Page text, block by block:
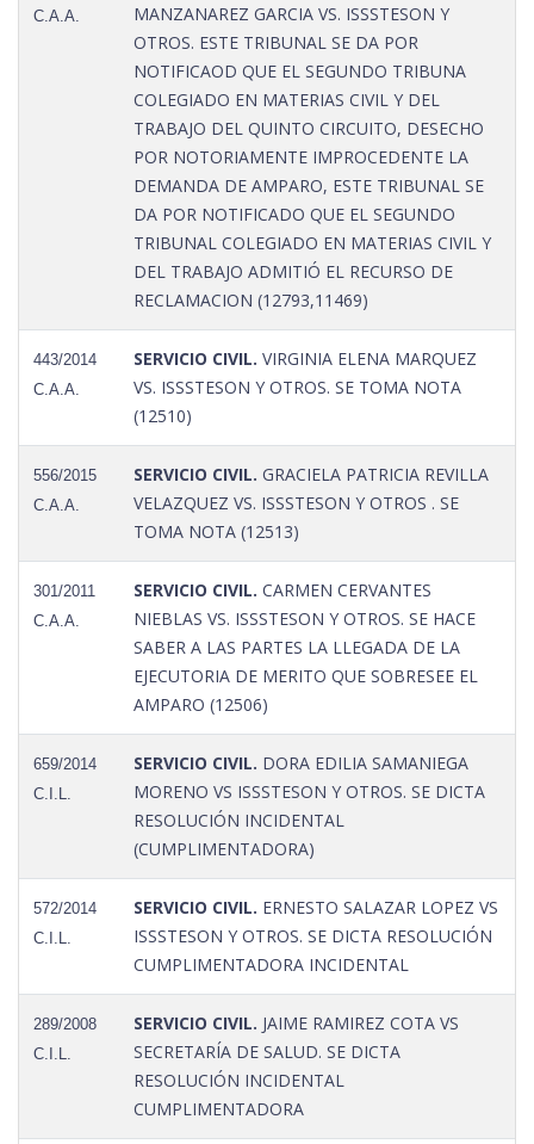
C.A.A.
MANZANAREZ GARCIA VS. ISSSTESON Y
OTROS. ESTE TRIBUNAL SE DA POR
NOTIFICAOD QUE EL SEGUNDO TRIBUNA
COLEGIADO EN MATERIAS CIVIL Y DEL
TRABAJO DEL QUINTO CIRCUITO, DESECHO
POR NOTORIAMENTE IMPROCEDENTE LA
DEMANDA DE AMPARO, ESTE TRIBUNAL SE
DA POR NOTIFICADO QUE EL SEGUNDO
TRIBUNAL COLEGIADO EN MATERIAS CIVIL Y
DEL TRABAJO ADMITIÓ EL RECURSO DE
RECLAMACION (12793,11469)
443/2014
C.A.A.
SERVICIO CIVIL. VIRGINIA ELENA MARQUEZ
VS. ISSSTESON Y OTROS. SE TOMA NOTA
(12510)
556/2015
C.A.A.
SERVICIO CIVIL. GRACIELA PATRICIA REVILLA
VELAZQUEZ VS. ISSSTESON Y OTROS . SE
TOMA NOTA (12513)
301/2011
C.A.A.
SERVICIO CIVIL. CARMEN CERVANTES
NIEBLAS VS. ISSSTESON Y OTROS. SE HACE
SABER A LAS PARTES LA LLEGADA DE LA
EJECUTORIA DE MERITO QUE SOBRESEE EL
AMPARO (12506)
659/2014
C.I.L.
SERVICIO CIVIL. DORA EDILIA SAMANIEGA
MORENO VS ISSSTESON Y OTROS. SE DICTA
RESOLUCIÓN INCIDENTAL
(CUMPLIMENTADORA)
572/2014
C.I.L.
SERVICIO CIVIL. ERNESTO SALAZAR LOPEZ VS
ISSSTESON Y OTROS. SE DICTA RESOLUCIÓN
CUMPLIMENTADORA INCIDENTAL
289/2008
C.I.L.
SERVICIO CIVIL. JAIME RAMIREZ COTA VS
SECRETARÍA DE SALUD. SE DICTA
RESOLUCIÓN INCIDENTAL
CUMPLIMENTADORA